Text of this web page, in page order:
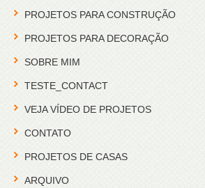
PROJETOS PARA CONSTRUÇÃO
PROJETOS PARA DECORAÇÃO
SOBRE MIM
TESTE_CONTACT
VEJA VÍDEO DE PROJETOS
CONTATO
PROJETOS DE CASAS
ARQUIVO